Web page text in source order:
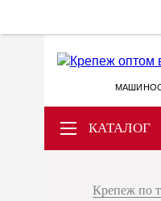
КАТАЛОГ
Крепеж по